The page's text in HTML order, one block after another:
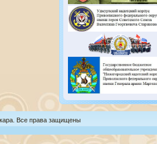
Все права защищены